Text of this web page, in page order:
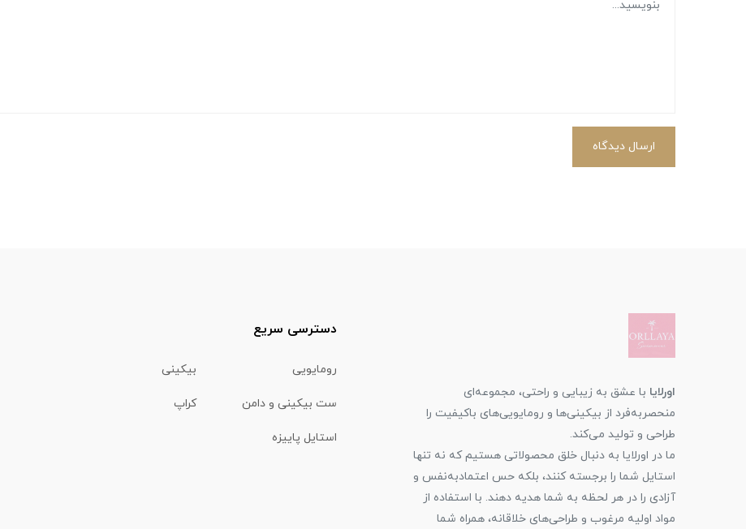
ارسال دیدگاه
اورلایا با عشق به زیبایی و راحتی، مجموعه‌ای
منحصربه‌فرد از بیکینی‌ها و رومایویی‌های باکیفیت را
طراحی و تولید می‌کند.
ما در اورلایا به دنبال خلق محصولاتی هستیم که نه تنها
استایل شما را برجسته کنند، بلکه حس اعتمادبه‌نفس و
آزادی را در هر لحظه به شما هدیه دهند. با استفاده از
مواد اولیه مرغوب و طراحی‌های خلاقانه، همراه شما
دسترسی سریع
رومایویی بیکینی
ست بیکینی و دامن کراپ
استایل پاییزه